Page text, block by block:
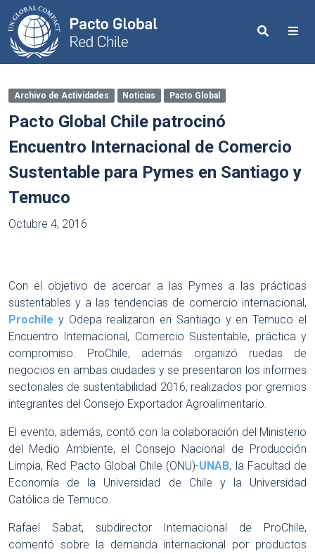
Search
Archivo de Actividades Noticias Pacto Global
Pacto Global Chile patrocinó
Encuentro Internacional de Comercio
Sustentable para Pymes en Santiago y
Temuco
Octubre 4, 2016
Con el objetivo de acercar a las Pymes a las prácticas
sustentables y a las tendencias de comercio internacional,
Prochile y Odepa realizaron en Santiago y en Temuco el
Encuentro Internacional, Comercio Sustentable, práctica y
compromiso. ProChile, además organizó ruedas de
negocios en ambas ciudades y se presentaron los informes
sectoriales de sustentabilidad 2016, realizados por gremios
integrantes del Consejo Exportador Agroalimentario.
El evento, además, contó con la colaboración del Ministerio
del Medio Ambiente, el Consejo Nacional de Producción
Limpia, Red Pacto Global Chile (ONU)-UNAB, la Facultad de
Economía de la Universidad de Chile y la Universidad
Católica de Temuco.
Rafael Sabat, subdirector Internacional de ProChile,
comentó sobre la demanda internacional por productos